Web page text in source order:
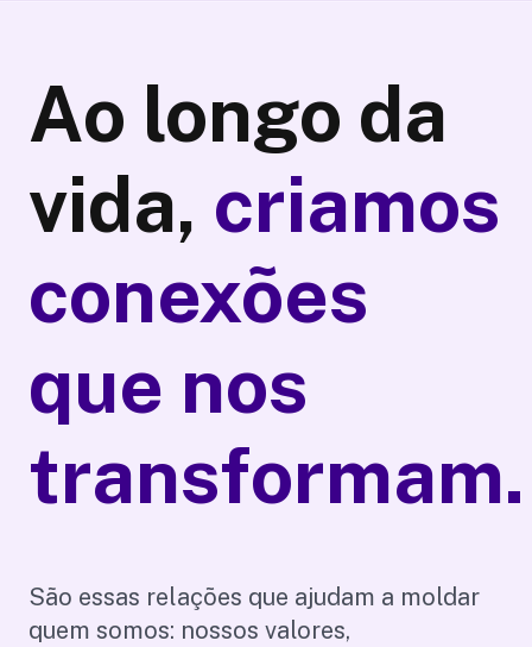
Ao longo da
vida, criamos
conexões
que nos
transformam.
São essas relações que ajudam a moldar
quem somos: nossos valores,